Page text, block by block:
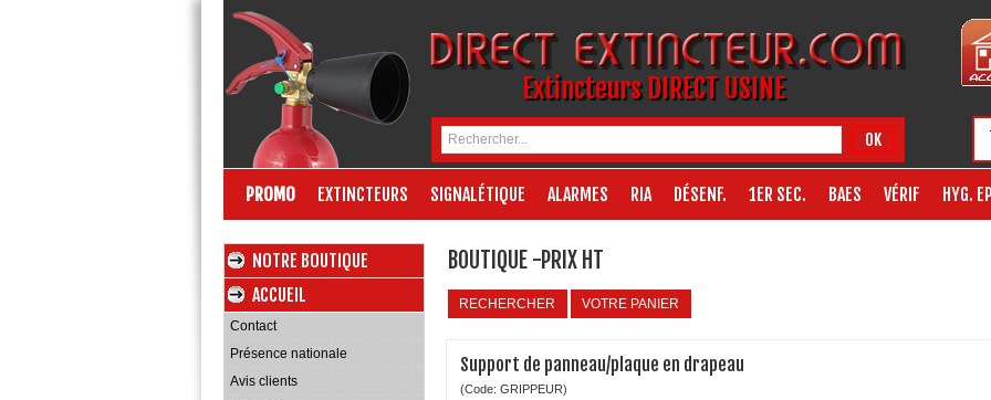
Extincteurs DIRECT USINE
OK
PROMO EXTINCTEURS SIGNALÉTIQUE ALARMES RIA DÉSENF. 1ER SEC. BAES VÉRIF HYG.
NOTRE BOUTIQUE
ACCUEIL
Contact
Présence nationale
Avis clients
BOUTIQUE -PRIX HT
RECHERCHER VOTRE PANIER
Support de panneau/plaque en drapeau
(Code: GRIPPEUR)